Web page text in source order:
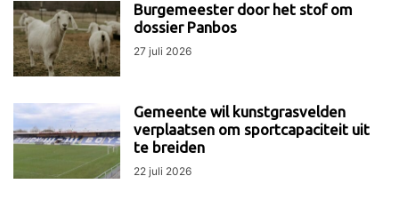
Burgemeester door het stof om
dossier Panbos
27 juli 2026
Gemeente wil kunstgrasvelden
verplaatsen om sportcapaciteit uit
te breiden
22 juli 2026